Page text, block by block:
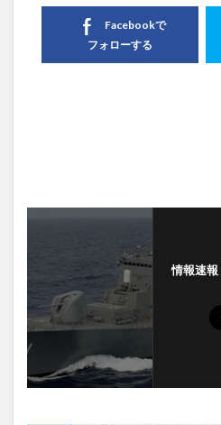
Facebookで
フォローする
情報速